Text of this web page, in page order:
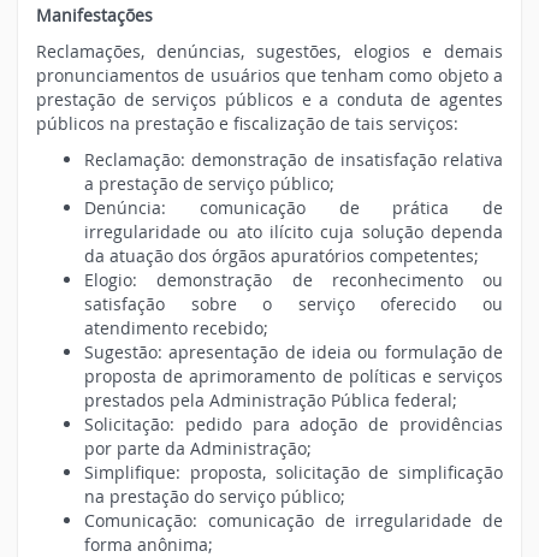
Manifestações
Reclamações, denúncias, sugestões, elogios e demais
pronunciamentos de usuários que tenham como objeto a
prestação de serviços públicos e a conduta de agentes
públicos na prestação e fiscalização de tais serviços:
Reclamação: demonstração de insatisfação relativa
a prestação de serviço público;
Denúncia: comunicação de prática de
irregularidade ou ato ilícito cuja solução dependa
da atuação dos órgãos apuratórios competentes;
Elogio: demonstração de reconhecimento ou
satisfação sobre o serviço oferecido ou
atendimento recebido;
Sugestão: apresentação de ideia ou formulação de
proposta de aprimoramento de políticas e serviços
prestados pela Administração Pública federal;
Solicitação: pedido para adoção de providências
por parte da Administração;
Simplifique: proposta, solicitação de simplificação
na prestação do serviço público;
Comunicação: comunicação de irregularidade de
forma anônima;